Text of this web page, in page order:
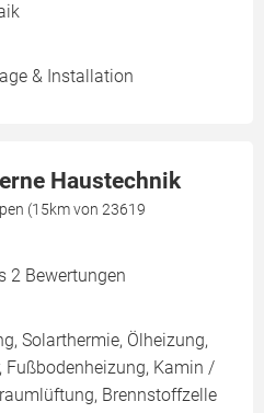
& Installation
Haustechnik
(15km von 23619
2 Bewertungen
Solarthermie, Ölheizung,
Fußbodenheizung, Kamin /
Brennstoffzelle